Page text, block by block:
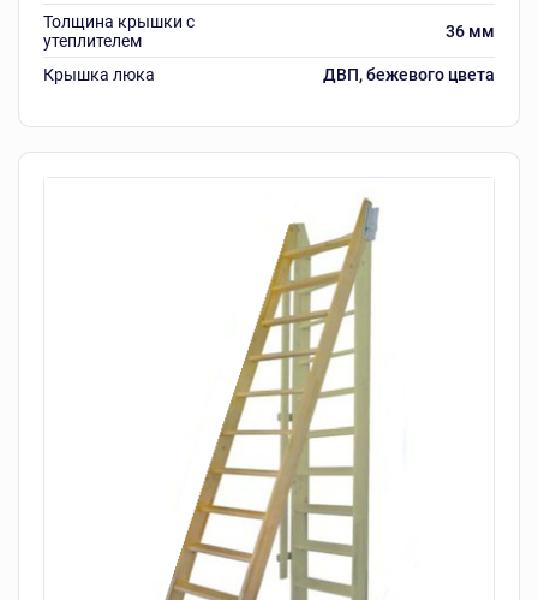
Толщина крышки с
утеплителем
36 мм
Крышка люка ДВП, бежевого цвета